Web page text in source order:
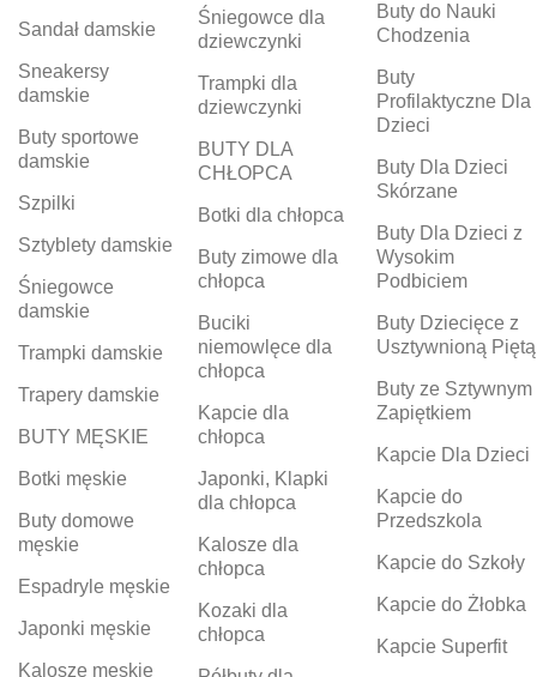
Sandał damskie
Sneakersy
damskie
Buty sportowe
damskie
Szpilki
Sztyblety damskie
Śniegowce
damskie
Trampki damskie
Trapery damskie
BUTY MĘSKIE
Botki męskie
Buty domowe
męskie
Espadryle męskie
Japonki męskie
Kalosze męskie
Śniegowce dla
dziewczynki
Trampki dla
dziewczynki
BUTY DLA
CHŁOPCA
Botki dla chłopca
Buty zimowe dla
chłopca
Buciki
niemowlęce dla
chłopca
Kapcie dla
chłopca
Japonki, Klapki
dla chłopca
Kalosze dla
chłopca
Kozaki dla
chłopca
Buty do Nauki
Chodzenia
Buty
Profilaktyczne Dla
Dzieci
Buty Dla Dzieci
Skórzane
Buty Dla Dzieci z
Wysokim
Podbiciem
Buty Dziecięce z
Usztywnioną Piętą
Buty ze Sztywnym
Zapiętkiem
Kapcie Dla Dzieci
Kapcie do
Przedszkola
Kapcie do Szkoły
Kapcie do Żłobka
Kapcie Superfit